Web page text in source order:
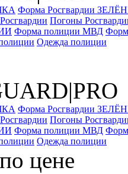
Форма Росгвардии
Погоны
Форма полиции МВД
Одежда полиции
|PRO
Форма Росгвардии
Погоны
Форма полиции МВД
Одежда полиции
цене